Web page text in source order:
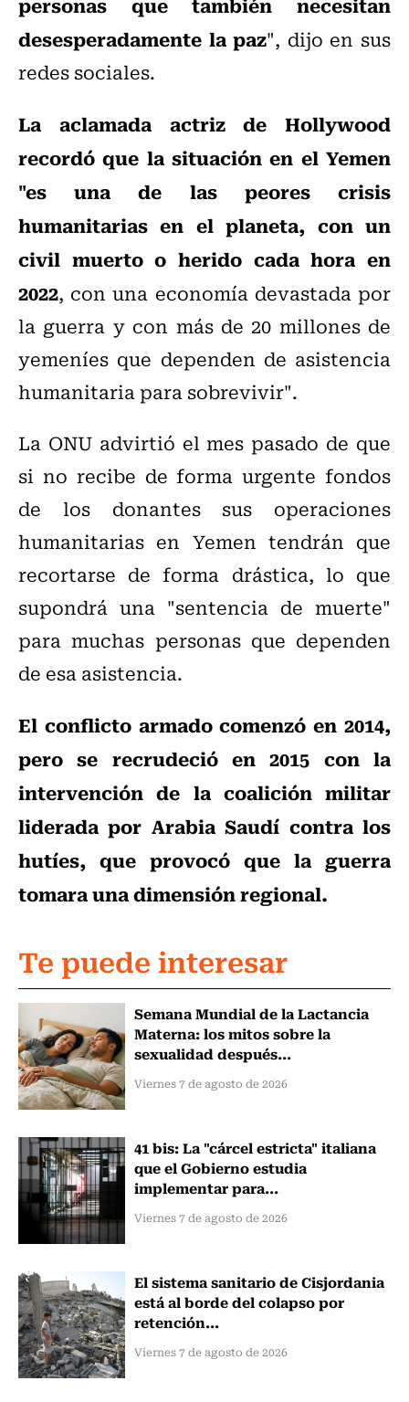
desesperadamente la paz", dijo en sus
redes sociales.
La aclamada actriz de Hollywood
recordó que la situación en el Yemen
"es una de las peores crisis
humanitarias en el planeta, con un
civil muerto o herido cada hora en
2022, con una economía devastada por
la guerra y con más de 20 millones de
yemeníes que dependen de asistencia
humanitaria para sobrevivir".
La ONU advirtió el mes pasado de que
si no recibe de forma urgente fondos
de los donantes sus operaciones
humanitarias en Yemen tendrán que
recortarse de forma drástica, lo que
supondrá una "sentencia de muerte"
para muchas personas que dependen
de esa asistencia.
El conflicto armado comenzó en 2014,
pero se recrudeció en 2015 con la
intervención de la coalición militar
liderada por Arabia Saudí contra los
hutíes, que provocó que la guerra
tomara una dimensión regional.
Te puede interesar
Semana Mundial de la Lactancia
Materna: los mitos sobre la
sexualidad después...
Viernes 7 de agosto de 2026
41 bis: La "cárcel estricta" italiana
que el Gobierno estudia
implementar para...
Viernes 7 de agosto de 2026
El sistema sanitario de Cisjordania
está al borde del colapso por
retención...
Viernes 7 de agosto de 2026